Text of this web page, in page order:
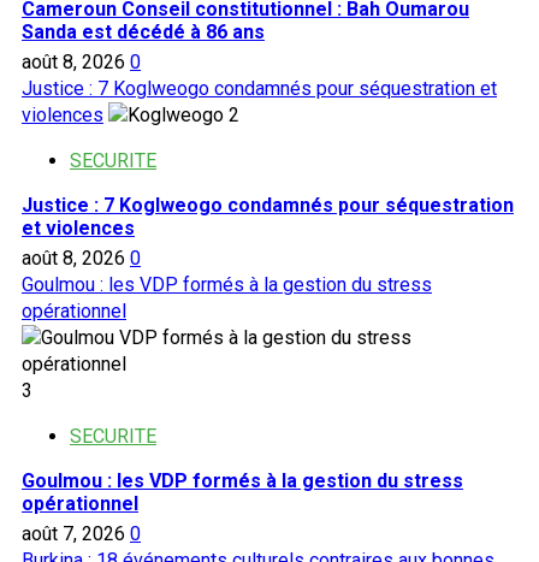
Sainte
Julie
de
Tenkodogo
met
191
agents
de
santé
sur
le
marché
de
l’emploi
Cameroun Conseil constitutionnel : Bah Oumarou
Sanda est décédé à 86 ans
août 8, 2026 0
Justice : 7 Koglweogo condamnés pour séquestration et
violences
2
SECURITE
Justice : 7 Koglweogo condamnés pour séquestration
et violences
août 8, 2026 0
Goulmou : les VDP formés à la gestion du stress
opérationnel
3
SECURITE
Goulmou : les VDP formés à la gestion du stress
opérationnel
août 7, 2026 0